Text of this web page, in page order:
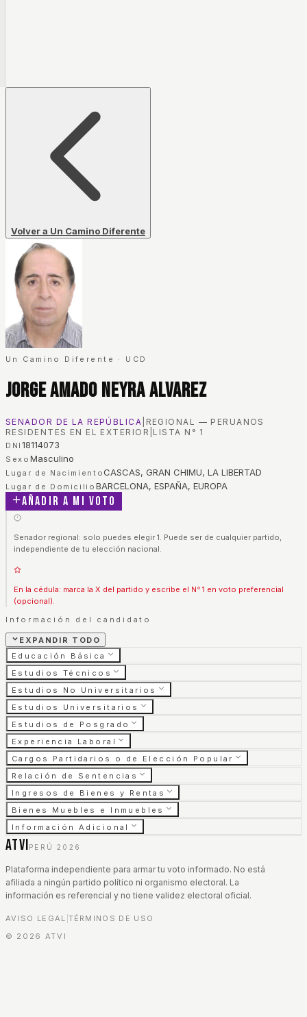
Volver a Un Camino Diferente
Un Camino Diferente · UCD
Jorge Amado Neyra Alvarez
SENADOR DE LA REPÚBLICA REGIONAL — PERUANOS
RESIDENTES EN EL EXTERIOR LISTA N° 1
DNI 18114073
Sexo Masculino
Lugar de NacimientoCASCAS, GRAN CHIMU, LA LIBERTAD
Lugar de Domicilio BARCELONA, ESPAÑA, EUROPA
Añadir a mi voto
Senador regional: solo puedes elegir 1. Puede ser de cualquier partido,
independiente de tu elección nacional.
En la cédula: marca la X del partido y escribe el N° 1 en voto preferencial
(opcional).
Información del candidato
EXPANDIR TODO
Educación Básica
Estudios Técnicos
Estudios No Universitarios
Estudios Universitarios
Estudios de Posgrado
Experiencia Laboral
Cargos Partidarios o de Elección Popular
Relación de Sentencias
Ingresos de Bienes y Rentas
Bienes Muebles e Inmuebles
Información Adicional
ATVI PERÚ 2026
Plataforma independiente para armar tu voto informado. No está
afiliada a ningún partido político ni organismo electoral. La
información es referencial y no tiene validez electoral oficial.
AVISO LEGAL TÉRMINOS DE USO
© 2026 ATVI